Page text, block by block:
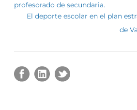
profesorado de secundaria.
El deporte escolar en el plan
de